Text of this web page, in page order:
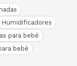
Humidificadores
para bebé
bebé